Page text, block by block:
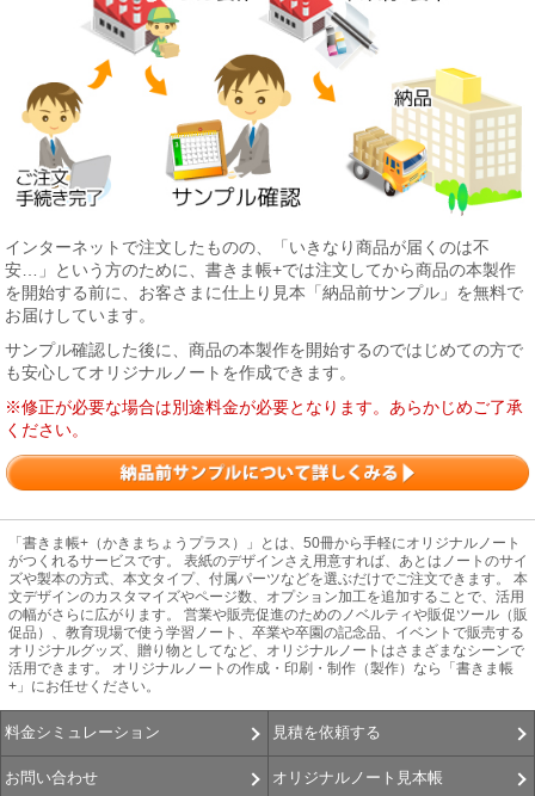
インターネットで注文したものの、「いきなり商品が届くのは不
安…」という方のために、書きま帳+では注文してから商品の本製作
を開始する前に、お客さまに仕上り見本「納品前サンプル」を無料で
お届けしています。
サンプル確認した後に、商品の本製作を開始するのではじめての方で
も安心してオリジナルノートを作成できます。
※修正が必要な場合は別途料金が必要となります。あらかじめご了承
ください。
「書きま帳+（かきまちょうプラス）」とは、50冊から手軽にオリジナルノート
がつくれるサービスです。 表紙のデザインさえ用意すれば、あとはノートのサイ
ズや製本の方式、本文タイプ、付属パーツなどを選ぶだけでご注文できます。 本
文デザインのカスタマイズやページ数、オプション加工を追加することで、活用
の幅がさらに広がります。 営業や販売促進のためのノベルティや販促ツール（販
促品）、教育現場で使う学習ノート、卒業や卒園の記念品、イベントで販売する
オリジナルグッズ、贈り物としてなど、オリジナルノートはさまざまなシーンで
活用できます。 オリジナルノートの作成・印刷・制作（製作）なら「書きま帳
+」にお任せください。
料金シミュレーション 見積を依頼する
お問い合わせ オリジナルノート見本帳